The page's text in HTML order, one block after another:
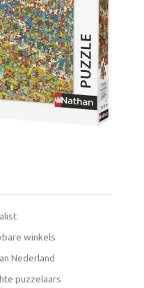
winkels
Nederland
puzzelaars